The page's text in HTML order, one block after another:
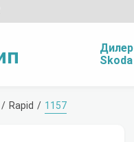
Дилер
Skoda
Rapid 1157